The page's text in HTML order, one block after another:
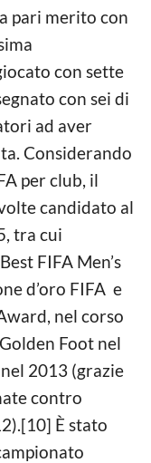
pari merito con
con sette
con sei di
ad aver
Considerando
per club, il
candidato al
tra cui
FIFA Men’s
d’oro FIFA e
nel corso
Foot nel
2013 (grazie
contro
È stato